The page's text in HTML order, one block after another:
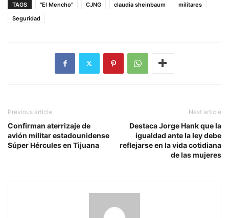
TAGS "El Mencho" CJNG claudia sheinbaum
militares
Seguridad
Previous article
Confirman aterrizaje de
avión militar estadounidense
Súper Hércules en Tijuana
Next article
Destaca Jorge Hank que la
igualdad ante la ley debe
reflejarse en la vida cotidiana
de las mujeres